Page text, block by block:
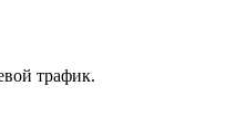
трафик.